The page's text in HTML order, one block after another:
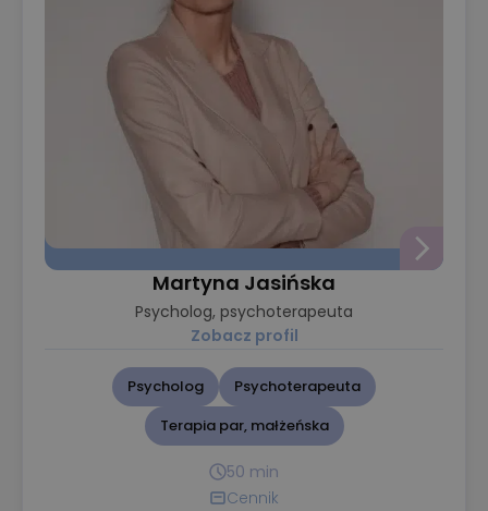
Martyna Jasińska
Psycholog, psychoterapeuta
Zobacz profil
Psycholog
Psychoterapeuta
Terapia par, małżeńska
50 min
Cennik